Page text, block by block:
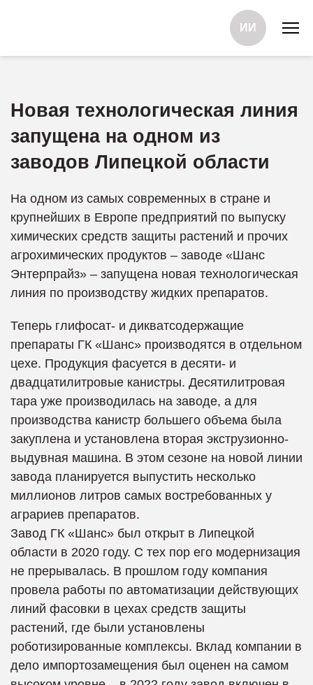
ИИ
Новая технологическая линия
запущена на одном из
заводов Липецкой области
На одном из самых современных в стране и
крупнейших в Европе предприятий по выпуску
химических средств защиты растений и прочих
агрохимических продуктов – заводе «Шанс
Энтерпрайз» – запущена новая технологическая
линия по производству жидких препаратов.
Теперь глифосат- и дикватсодержащие
препараты ГК «Шанс» производятся в отдельном
цехе. Продукция фасуется в десяти- и
двадцатилитровые канистры. Десятилитровая
тара уже производилась на заводе, а для
производства канистр большего объема была
закуплена и установлена вторая экструзионно-
выдувная машина. В этом сезоне на новой линии
завода планируется выпустить несколько
миллионов литров самых востребованных у
аграриев препаратов.
Завод ГК «Шанс» был открыт в Липецкой
области в 2020 году. С тех пор его модернизация
не прерывалась. В прошлом году компания
провела работы по автоматизации действующих
линий фасовки в цехах средств защиты
растений, где были установлены
роботизированные комплексы. Вклад компании в
дело импортозамещения был оценен на самом